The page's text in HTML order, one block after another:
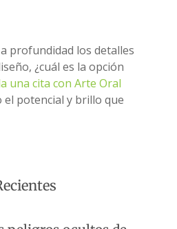
profundidad los detalles
¿cuál es la opción
una cita con Arte Oral
potencial y brillo que